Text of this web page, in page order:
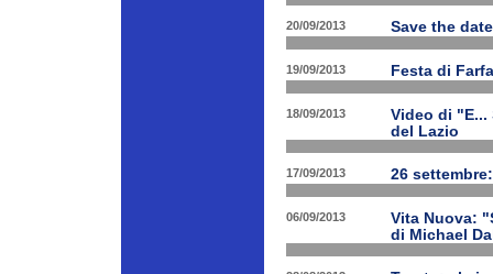
20/09/2013 Save the
19/09/2013 Festa di
18/09/2013
Video di "E...
del Lazio
17/09/2013 26
06/09/2013
Vita Nuova:
di Michael